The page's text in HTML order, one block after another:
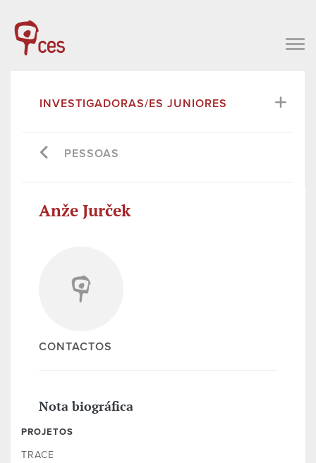
INVESTIGADORAS/ES JUNIORES
PESSOAS
Anže Jurček
CONTACTOS
Nota biográfica
PROJETOS
TRACE